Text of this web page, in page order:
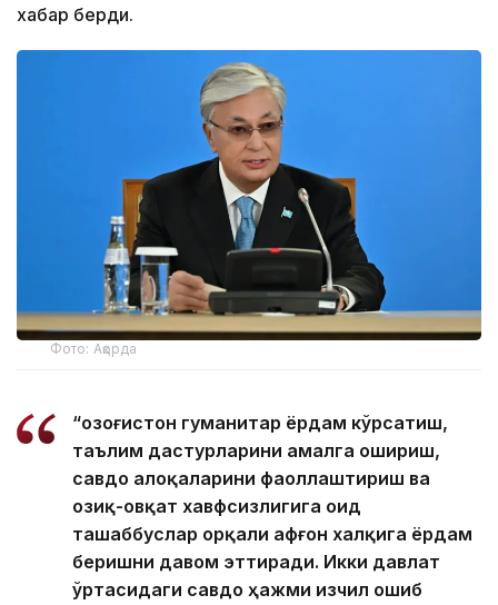
хабар берди.
Фото: Ақорда
“Қозоғистон гуманитар ёрдам кўрсатиш,
таълим дастурларини амалга ошириш,
савдо алоқаларини фаоллаштириш ва
озиқ-овқат хавфсизлигига оид
ташаббуслар орқали афғон халқига ёрдам
беришни давом эттиради. Икки давлат
ўртасидаги савдо ҳажми изчил ошиб